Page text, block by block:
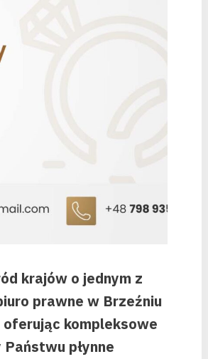
krajów o jednym z
prawne w Brzeźniu
kompleksowe
płynne